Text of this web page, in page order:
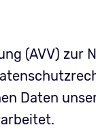
(AVV) zur
Daten